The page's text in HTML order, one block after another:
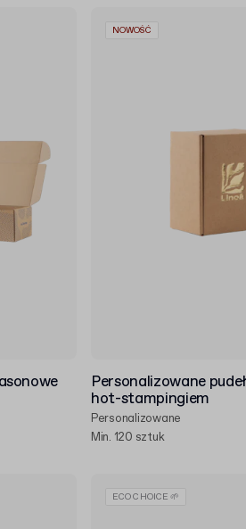
Personalizowane
hot-stampingiem
Personalizowane
Min. 120 sztuk
NOWOŚĆ
ECO CHOICE 🌱